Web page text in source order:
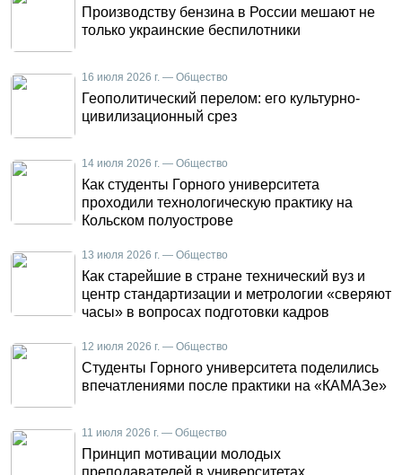
Производству бензина в России мешают не
только украинские беспилотники
16 июля 2026 г. — Общество
Геополитический перелом: его культурно-
цивилизационный срез
14 июля 2026 г. — Общество
Как студенты Горного университета
проходили технологическую практику на
Кольском полуострове
13 июля 2026 г. — Общество
Как старейшие в стране технический вуз и
центр стандартизации и метрологии «сверяют
часы» в вопросах подготовки кадров
12 июля 2026 г. — Общество
Студенты Горного университета поделились
впечатлениями после практики на «КАМАЗе»
11 июля 2026 г. — Общество
Принцип мотивации молодых
преподавателей в университетах